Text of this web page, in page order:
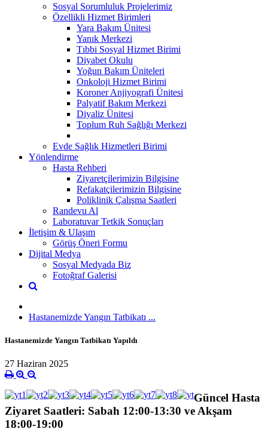
Sosyal Sorumluluk Projelerimiz
Özellikli Hizmet Birimleri
Yara Bakım Ünitesi
Yanık Merkezi
Tıbbi Sosyal Hizmet Birimi
Diyabet Okulu
Yoğun Bakım Üniteleri
Onkoloji Hizmet Birimi
Koroner Anjiyografi Ünitesi
Palyatif Bakım Merkezi
Diyaliz Ünitesi
Toplum Ruh Sağlığı Merkezi
Evde Sağlık Hizmetleri Birimi
Yönlendirme
Hasta Rehberi
Ziyaretçilerimizin Bilgisine
Refakatçilerimizin Bilgisine
Poliklinik Çalışma Saatleri
Randevu Al
Laboratuvar Tetkik Sonuçları
İletişim & Ulaşım
Görüş Öneri Formu
Dijital Medya
Sosyal Medyada Biz
Fotoğraf Galerisi
Hastanemizde Yangın Tatbikatı ...
Hastanemizde Yangın Tatbikatı Yapıldı
27 Haziran 2025
Güncel Hasta
Ziyaret Saatleri: Sabah 12:00-13:30 ve Akşam
18:00-19:00